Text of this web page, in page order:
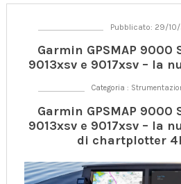
Pubblicato: 29/
Garmin GPSMAP 9000
9013xsv e 9017xsv – la
Categoria :
Garmin GPSMAP 9000
9013xsv e 9017xsv – la
di chartplotter